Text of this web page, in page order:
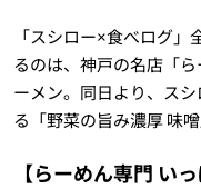
「スシロー×食べログ
るのは、神戸の名店「
ーメン。同日より、ス
る「野菜の旨み濃厚 味
【らーめん専門 い